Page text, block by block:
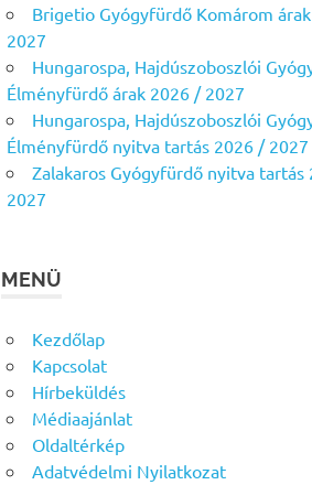
Brigetio Gyógyfürdő Komárom
2027
Hungarospa, Hajdúszoboszlói
Élményfürdő árak 2026 / 2027
Hungarospa, Hajdúszoboszlói
Élményfürdő nyitva tartás 2026 / 2027
Zalakaros Gyógyfürdő nyitva tartás
2027
MENÜ
Kezdőlap
Kapcsolat
Hírbeküldés
Médiaajánlat
Oldaltérkép
Adatvédelmi Nyilatkozat